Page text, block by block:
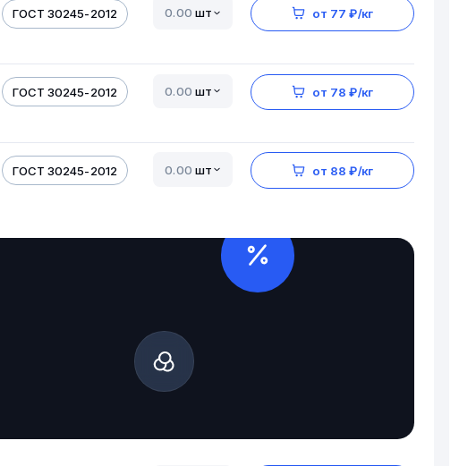
ГОСТ 30245-2012 шт от 77 ₽/кг
ГОСТ 30245-2012 шт от 78 ₽/кг
ГОСТ 30245-2012 шт от 88 ₽/кг